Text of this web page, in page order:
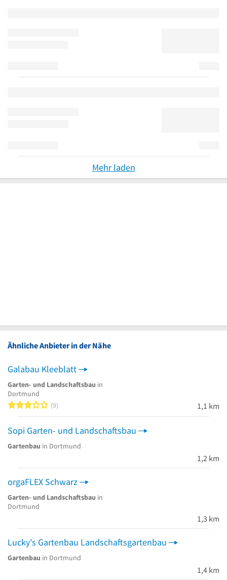
Mehr laden
Ähnliche Anbieter in der Nähe
Galabau Kleeblatt
Garten- und Landschaftsbau in
Dortmund
3 von 5 Sternen
9 1,1 km
Sopi Garten- und Landschaftsbau
Gartenbau in Dortmund
1,2 km
orgaFLEX Schwarz
Garten- und Landschaftsbau in
Dortmund
1,3 km
Lucky's Gartenbau Landschaftsgartenbau
Gartenbau in Dortmund
1,4 km